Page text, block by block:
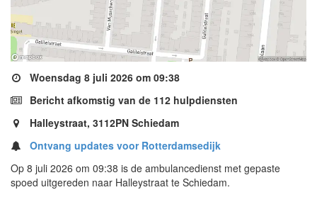
Woensdag 8 juli 2026 om 09:38
Bericht afkomstig van de 112 hulpdiensten
Halleystraat, 3112PN Schiedam
Ontvang updates voor Rotterdamsedijk
Op 8 juli 2026 om 09:38 is de ambulancedienst met gepaste
spoed uitgereden naar Halleystraat te Schiedam.